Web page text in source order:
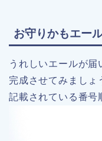
お守りかもエー
うれしいエールが
完成させてみましょ
記載されている番号